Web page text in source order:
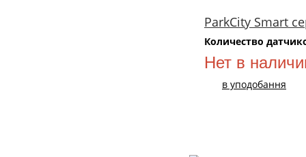
ParkCity Smart
Количество
Нет в
в уподобання